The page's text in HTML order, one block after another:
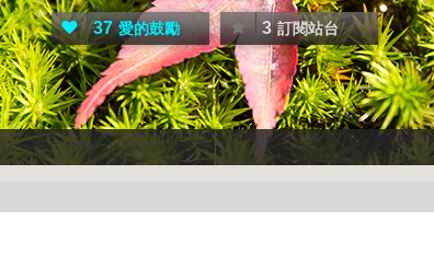
37 愛的鼓勵 3 訂閱站台